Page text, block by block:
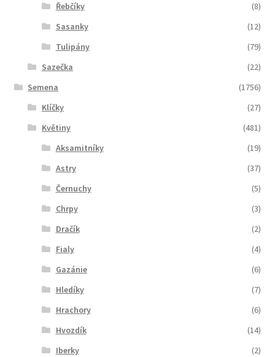
Řebčíky
(8)
Sasanky
(12)
Tulipány
(79)
Sazečka
(22)
Semena
(1756)
Klíčky
(27)
Květiny
(481)
Aksamitníky
(19)
Astry
(37)
Černuchy
(5)
Chrpy
(3)
Dračík
(2)
Fialy
(4)
Gazánie
(6)
Hledíky
(7)
Hrachory
(6)
Hvozdík
(14)
Iberky
(2)